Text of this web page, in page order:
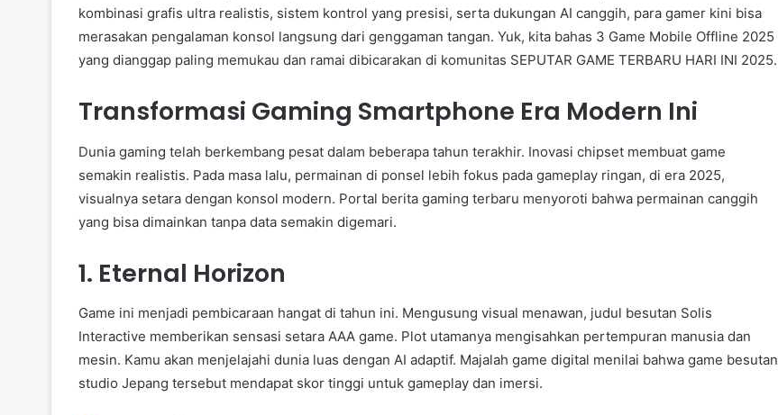
kombinasi grafis ultra realistis, sistem kontrol yang presisi, serta dukungan AI canggih, para gamer kini bisa
merasakan pengalaman konsol langsung dari genggaman tangan. Yuk, kita bahas 3 Game Mobile Offline 2025
yang dianggap paling memukau dan ramai dibicarakan di komunitas SEPUTAR GAME TERBARU HARI INI 2025.
Transformasi Gaming Smartphone Era Modern Ini
Dunia gaming telah berkembang pesat dalam beberapa tahun terakhir. Inovasi chipset membuat game
semakin realistis. Pada masa lalu, permainan di ponsel lebih fokus pada gameplay ringan, di era 2025,
visualnya setara dengan konsol modern. Portal berita gaming terbaru menyoroti bahwa permainan canggih
yang bisa dimainkan tanpa data semakin digemari.
1. Eternal Horizon
Game ini menjadi pembicaraan hangat di tahun ini. Mengusung visual menawan, judul besutan Solis
Interactive memberikan sensasi setara AAA game. Plot utamanya mengisahkan pertempuran manusia dan
mesin. Kamu akan menjelajahi dunia luas dengan AI adaptif. Majalah game digital menilai bahwa game besutan
studio Jepang tersebut mendapat skor tinggi untuk gameplay dan imersi.